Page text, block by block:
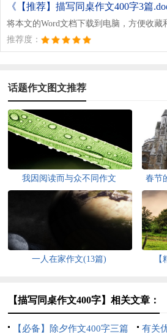
《【推荐】描写同桌作文400字3篇
将本文的Word文档下载到电脑，方便收藏
推荐度：
话题作文图文推荐
我因阅读而与众不同作文 春节
一人在家作文(13篇)
【描写同桌作文400字】相关文章：
【必备】除夕作文400字三篇
有关